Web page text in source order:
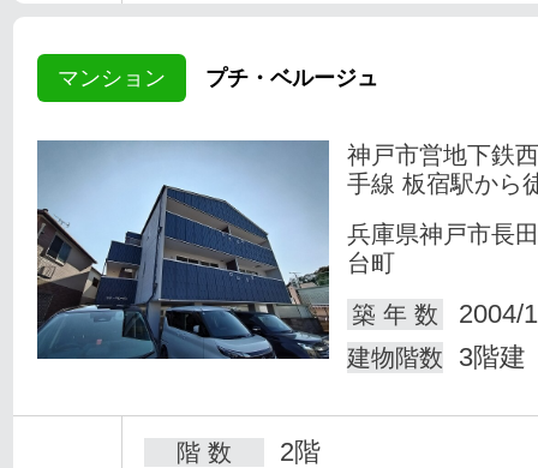
マンション プチ・ベルージュ
神戸市営地下鉄
手線 板宿駅から
兵庫県神戸市長
台町
築 年 数
2004/
建物階数 3階建
階 数 2階